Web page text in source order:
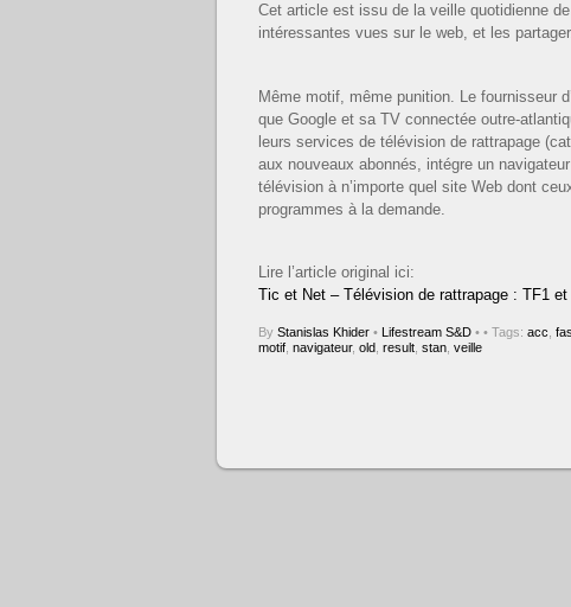
Cet article est issu de la veille quotidienne
intéressantes vues sur le web, et les
Même motif, même punition. Le fournisseur
que Google et sa TV connectée outre-
leurs services de télévision de rattrapage
aux nouveaux abonnés, intégre un
télévision à n’importe quel site Web dont
programmes à la demande.
Lire l’article original ici:
Tic et Net – Télévision de rattrapage : TF1
By Stanislas Khider • Lifestream S&D • • Tags: acc
motif navigateur, old result stan veille